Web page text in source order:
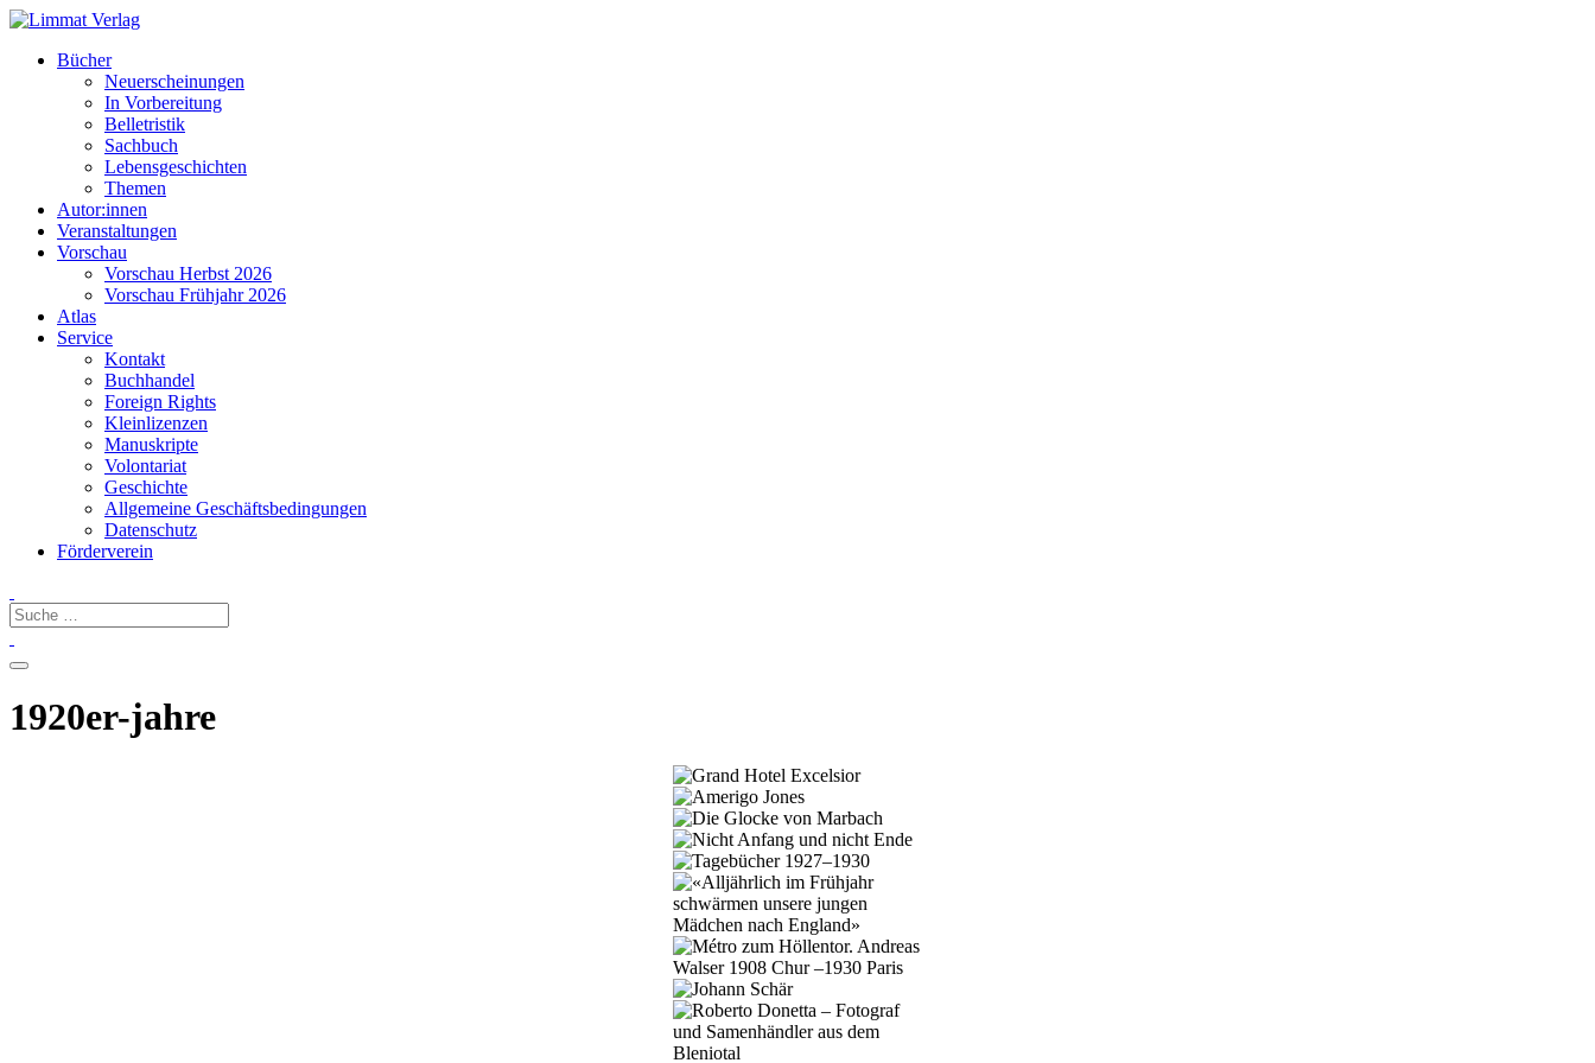
Bücher
Neuerscheinungen
In Vorbereitung
Belletristik
Sachbuch
Lebensgeschichten
Themen
Autor:innen
Veranstaltungen
Vorschau
Vorschau Herbst 2026
Vorschau Frühjahr 2026
Atlas
Service
Kontakt
Buchhandel
Foreign Rights
Kleinlizenzen
Manuskripte
Volontariat
Geschichte
Allgemeine Geschäftsbedingungen
Datenschutz
Förderverein
1920er-jahre